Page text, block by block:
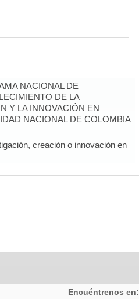
NACIONAL DE
DE LA
Y LA INNOVACIÓN EN
NACIONAL DE COLOMBIA
creación o innovación en
Encuéntrenos en: